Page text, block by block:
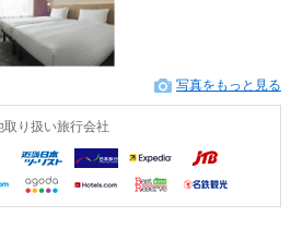
写真をもっと見る
取り扱い旅行会社